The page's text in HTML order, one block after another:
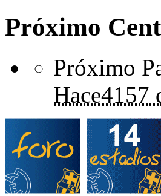
Próximo
Próximo
Hace4157